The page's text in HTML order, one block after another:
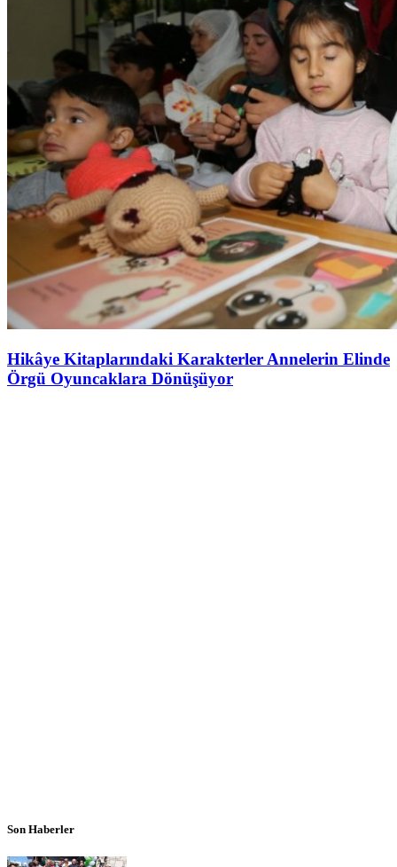
Hikâye Kitaplarındaki Karakterler Annelerin Elinde
Örgü Oyuncaklara Dönüşüyor
Son Haberler